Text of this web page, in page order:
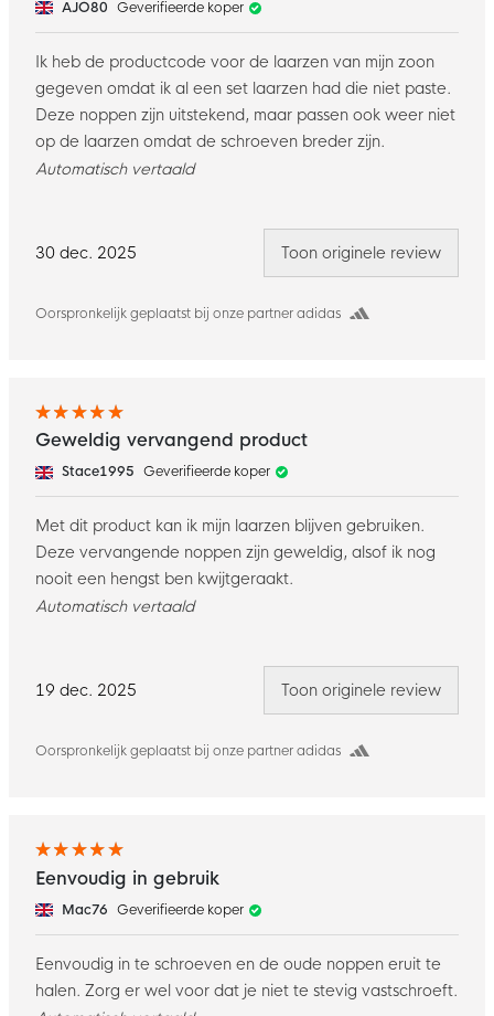
30 dec. 2025
Oorspronkelijk geplaatst bij onze partner adidas
AJO80 Geverifieerde koper
Ik heb de productcode voor de laarzen van mijn zoon
gegeven omdat ik al een set laarzen had die niet paste.
Deze noppen zijn uitstekend, maar passen ook weer niet
op de laarzen omdat de schroeven breder zijn.
Automatisch vertaald
Toon originele review
19 dec. 2025
Oorspronkelijk geplaatst bij onze partner adidas
Geweldig vervangend product
Stace1995 Geverifieerde koper
Met dit product kan ik mijn laarzen blijven gebruiken.
Deze vervangende noppen zijn geweldig, alsof ik nog
nooit een hengst ben kwijtgeraakt.
Automatisch vertaald
Toon originele review
Eenvoudig in gebruik
Mac76 Geverifieerde koper
Eenvoudig in te schroeven en de oude noppen eruit te
halen. Zorg er wel voor dat je niet te stevig vastschroeft.